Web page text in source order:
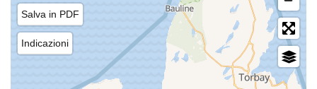
Salva in PDF
Indicazioni